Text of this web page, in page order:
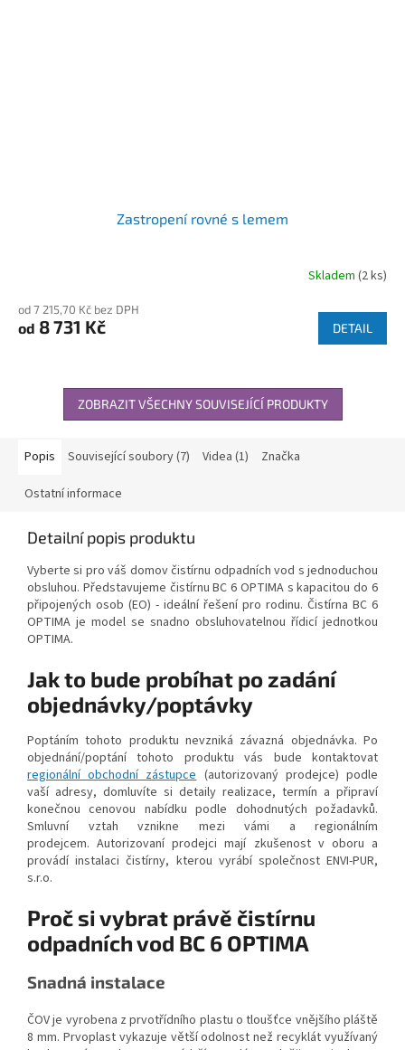
Zastropení rovné s lemem
Skladem (2 ks)
od 7 215,70 Kč bez DPH
od 8 731 Kč DETAIL
ZOBRAZIT VŠECHNY SOUVISEJÍCÍ PRODUKTY
Popis Související soubory (7) Videa (1) Značka
Ostatní informace
Detailní popis produktu
Vyberte si pro váš domov čistírnu odpadních vod s jednoduchou
obsluhou. Představujeme čistírnu BC 6 OPTIMA s kapacitou do 6
připojených osob (EO) - ideální řešení pro rodinu. Čistírna BC 6
OPTIMA je model se snadno obsluhovatelnou řídicí jednotkou
OPTIMA.
Jak to bude probíhat po zadání
objednávky/poptávky
Poptáním tohoto produktu nevzniká závazná objednávka. Po
objednání/poptání tohoto produktu vás bude kontaktovat
regionální obchodní zástupce (autorizovaný prodejce) podle
vaší adresy, domluvíte si detaily realizace, termín a připraví
konečnou cenovou nabídku podle dohodnutých požadavků.
Smluvní vztah vznikne mezi vámi a regionálním
prodejcem. Autorizovaní prodejci mají zkušenost v oboru a
provádí instalaci čistírny, kterou vyrábí společnost ENVI-PUR,
s.r.o.
Proč si vybrat právě čistírnu
odpadních vod BC 6 OPTIMA
Snadná instalace
ČOV je vyrobena z prvotřídního plastu o tloušťce vnějšího pláště
8 mm. Prvoplast vykazuje větší odolnost než recyklát využívaný